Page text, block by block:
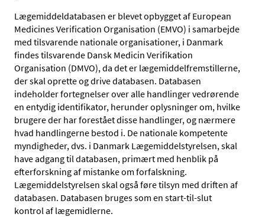
Lægemiddeldatabasen er blevet opbygget af European
Medicines Verification Organisation (EMVO) i samarbejde
med tilsvarende nationale organisationer, i Danmark
findes tilsvarende Dansk Medicin Verifikation
Organisation (DMVO), da det er lægemiddelfremstillerne,
der skal oprette og drive databasen. Databasen
indeholder fortegnelser over alle handlinger vedrørende
en entydig identifikator, herunder oplysninger om, hvilke
brugere der har forestået disse handlinger, og nærmere
hvad handlingerne bestod i. De nationale kompetente
myndigheder, dvs. i Danmark Lægemiddelstyrelsen, skal
have adgang til databasen, primært med henblik på
efterforskning af mistanke om forfalskning.
Lægemiddelstyrelsen skal også føre tilsyn med driften af
databasen. Databasen bruges som en start-til-slut
kontrol af lægemidlerne.